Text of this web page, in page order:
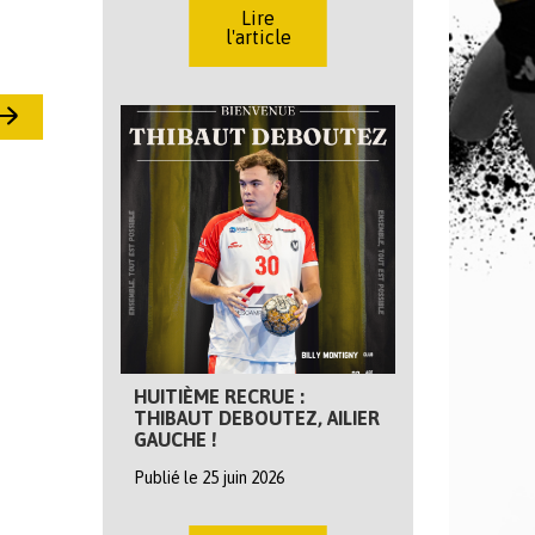
Lire
l'article
HUITIÈME RECRUE :
THIBAUT DEBOUTEZ, AILIER
GAUCHE !
Publié le 25 juin 2026